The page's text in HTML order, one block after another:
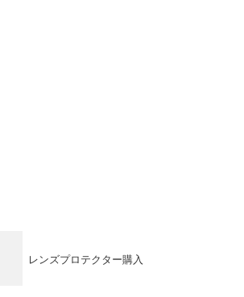
レンズプロテクター購入